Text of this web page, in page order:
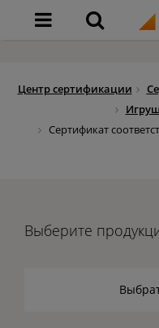
Центр сертификации
Сертификат
Выберите